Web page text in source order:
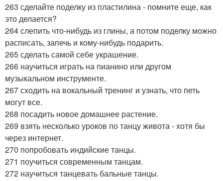
263 сделайте поделку из пластилина - помните еще, как
это делается?
264 слепить что-нибудь из глины, а потом поделку можно
расписать, запечь и кому-нибудь подарить.
265 сделать самой себе украшение.
266 научиться играть на пианино или другом
музыкальном инструменте.
267 сходить на вокальный тренинг и узнать, что петь
могут все.
268 посадить новое домашнее растение.
269 взять несколько уроков по танцу живота - хотя бы
через интернет.
270 попробовать индийские танцы.
271 поучиться современным танцам.
272 научиться танцевать бальные танцы.